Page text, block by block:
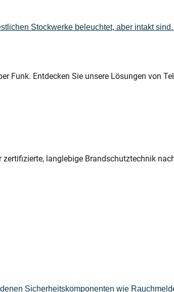
Funk. Entdecken Sie unsere Lösungen von
langlebige Brandschutztechnik